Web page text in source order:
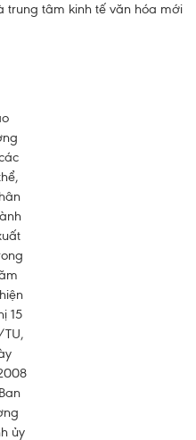
trung tâm kinh tế văn hóa mới
15
ủy